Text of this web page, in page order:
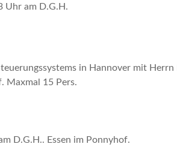
Uhr am D.G.H.
in Hannover mit Herrn
Maxmal 15 Pers.
D.G.H.. Essen im Ponnyhof.